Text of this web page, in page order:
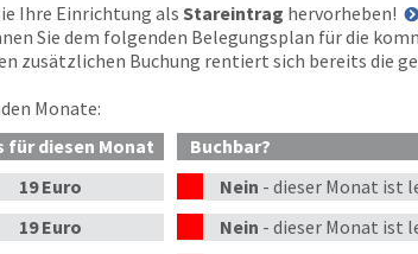
Ihre Einrichtung als Stareintrag hervorheben!
Sie dem folgenden Belegungsplan für die
zusätzlichen Buchung rentiert sich bereits die
Monate:
für diesen Monat
Buchbar?
19 Euro Nein - dieser Monat ist
19 Euro Nein - dieser Monat ist